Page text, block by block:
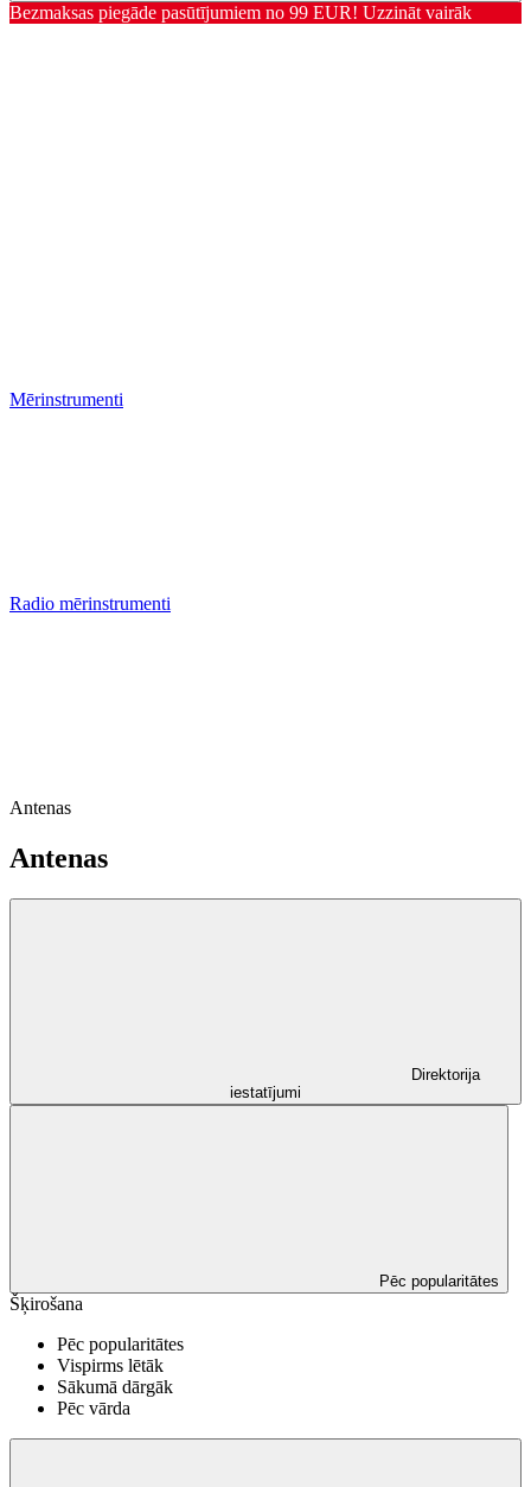
Bezmaksas piegāde pasūtījumiem no 99 EUR! Uzzināt vairāk
Mērinstrumenti
Radio mērinstrumenti
Antenas
Antenas
Direktorija
iestatījumi
Pēc popularitātes
Šķirošana
Pēc popularitātes
Vispirms lētāk
Sākumā dārgāk
Pēc vārda